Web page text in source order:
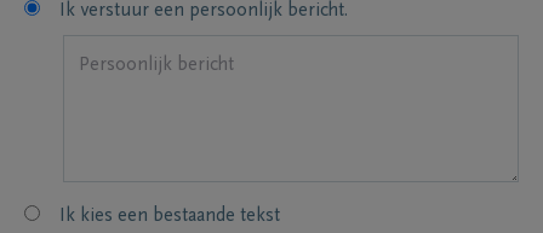
Ik verstuur een persoonlijk bericht.
Ik kies een bestaande tekst